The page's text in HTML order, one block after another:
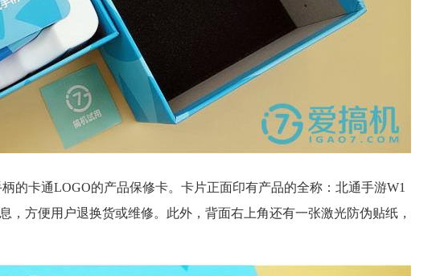
的卡通LOGO的产品保修卡。卡片正面印有产品的全称：北通手游W1
方便用户退换货或维修。此外，背面右上角还有一张激光防伪贴纸，